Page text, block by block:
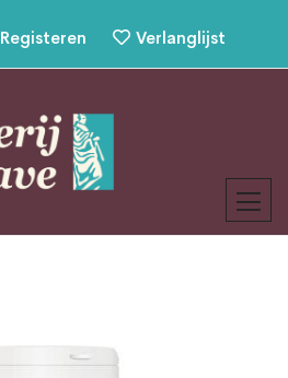
Registeren Verlanglijst